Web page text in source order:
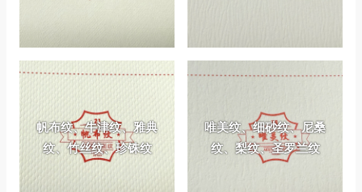
帆布纹、牛津纹、雅典
纹、竹丝纹、珍铢纹
唯美纹、细砂纹、尼桑
纹、梨纹、圣罗兰纹